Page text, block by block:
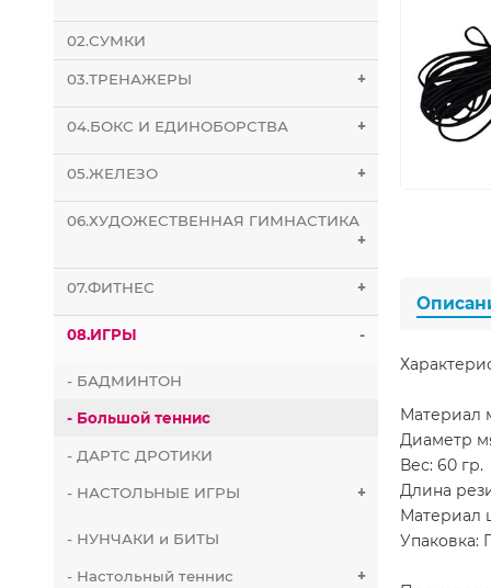
02.СУМКИ
03.ТРЕНАЖЕРЫ +
04.БОКС И ЕДИНОБОРСТВА +
05.ЖЕЛЕЗО +
06.ХУДОЖЕСТВЕННАЯ ГИМНАСТИКА
+
07.ФИТНЕС +
08.ИГРЫ -
- БАДМИНТОН
- Большой теннис
- ДАРТС ДРОТИКИ
- НАСТОЛЬНЫЕ ИГРЫ +
- НУНЧАКИ и БИТЫ
- Настольный теннис +
Материал
Диаметр
Вес: 60 гр.
Длина
Материал
Упаковка: